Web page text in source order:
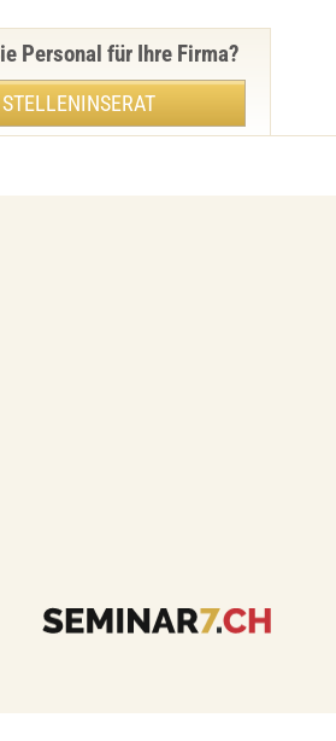
Personal für Ihre Firma?
STELLENINSERAT